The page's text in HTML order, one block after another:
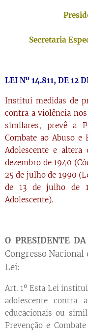
Secretaria
LEI Nº 14.811, DE 12
Institui medidas de
contra a violência
similares, prevê a
Combate ao Abuso e
Adolescente e
dezembro de 1940
25 de julho de 1990
de 13 de julho de
Adolescente).
O PRESIDENTE
Congresso Nacional
Lei:
Art. 1º Esta Lei
adolescente contra
educacionais ou
Prevenção e